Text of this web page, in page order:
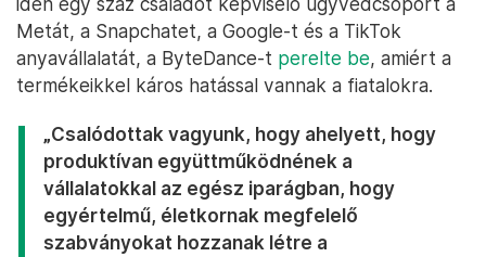
Metát, a Snapchatet, a Google-t és a TikTok
anyavállalatát, a ByteDance-t perelte be, amiért a
termékeikkel káros hatással vannak a fiatalokra.
„Csalódottak vagyunk, hogy ahelyett, hogy
produktívan együttműködnének a
vállalatokkal az egész iparágban, hogy
egyértelmű, életkornak megfelelő
szabványokat hozzanak létre a